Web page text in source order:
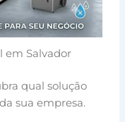
em Salvador
qual solução
sua empresa.